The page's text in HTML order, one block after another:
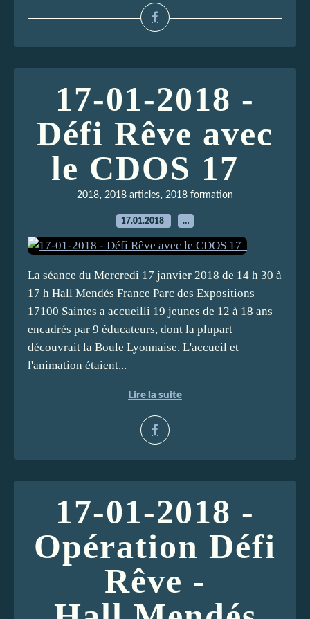
17-01-2018 -
Défi Rêve avec
le CDOS 17
2018, 2018 articles, 2018 formation
17.01.2018 …
La séance du Mercredi 17 janvier 2018 de 14 h 30 à
17 h Hall Mendés France Parc des Expositions
17100 Saintes a accueilli 19 jeunes de 12 à 18 ans
encadrés par 9 éducateurs, dont la plupart
découvrait la Boule Lyonnaise. L'accueil et
l'animation étaient...
Lire la suite
17-01-2018 -
Opération Défi
Rêve -